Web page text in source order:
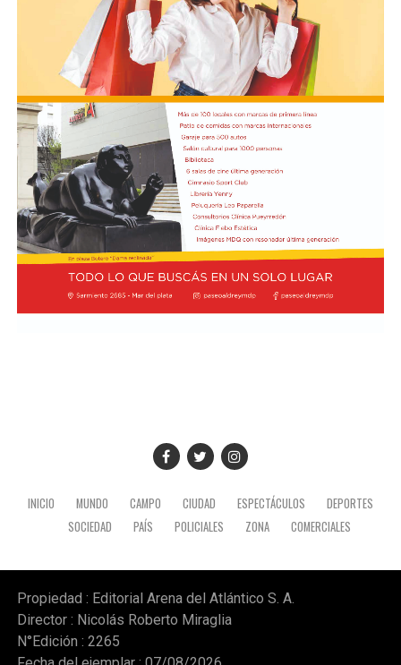
INICIO MUNDO CAMPO CIUDAD ESPECTÁCULOS
DEPORTES
SOCIEDAD
PAÍS POLICIALES ZONA COMERCIALES
Propiedad : Editorial Arena del Atlántico S. A.
Director : Nicolás Roberto Miraglia
N°Edición : 2265